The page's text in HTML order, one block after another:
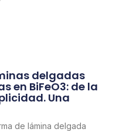
delgadas
en BiFeO3: de la
Una
de lámina delgada